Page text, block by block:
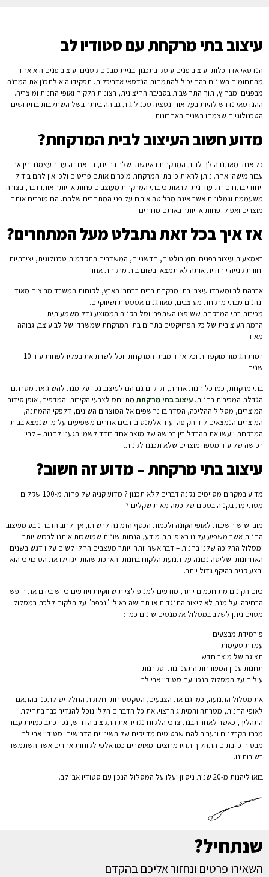
עיצוב בתי מרקחת עם סטודיו לב
הנדסאי אדריכלות ועיצוב פנים עוסק בתכנון ובניית מבנים קטנים. עיצוב פנים הוא אחד
מהתחומים השונים בהם יכול להתמחות הנדסאי אדריכלות. תפקידו הוא לתכנן את המבנה
מבפנים ומבחוץ, תוך התחשבות בסביבה החיצונית, רצונות הלקוח ואופי החנות ומוצריה.
ההנדסאי נדרש להיות בעל אוריינטציה טכנולוגית גבוהה ביותר בשל השתלבות בחידושים
הטכנולוגיים שצמחו בשנים האחרונות.
מדוע חשוב העיצוב לבית המרקחת?
כל אחד מאתנו הולך לבית המרקחת באיזשהו שלב בחיים, בין אם זה עבור עצמנו ובין אם
עבור מישהו אחר. ניתן לראות כי בתי המרקחת מוכרים אותם פריטים ולכן אין להם בידול
ייחודי בתחום זה. עוד ניתן לראות כי בתי המרקחת מעוצבים פחות או יותר אותו דבר, בצורה
משעממת וגמלונית אשר אינה מבליטה אותם על פני המתחרים שלהם. הם מוכרים אותם
מוצרים ואפילו פחות או יותר באותם מחירים.
אז איך בכל זאת נתבלט מעל המתחרים?
באמצעות עיצוב בפנים וחוץ בולטים, חדשניים, המשדרים התקדמות טכנולוגית, יצירתיות
וחווית קנייה ייחודית אותה לא תמצאו בשום בית מרקחת אחר.
אברהם לב ומשרדו עיצבו בתי מרקחת רבים ברחבי הארץ, לקוחות המשרד מרוצים מאוד
ונהנים מבתי מרקחת מעוצבים, מאורגנים אסטטית ושיווקיים.
מכירות בתי המרקחת ששופצו השתפרו וסל הקניה הממוצע גדל משמעותית.
הרמה העיצובית של כל הפרויקטים בתחום בתי המרקחת שמשרדו של לב עיצב, גבוהה
מאוד.
רמות הגימור מוקפדות וכל אחד מבתי המרקחת יוכל לשרת את בעליו לפחות עוד 10
שנים.
בתי מרקחת, כמו כל חנות אחרת, זקוקים גם הם לעיצוב נכון על מנת להשיג את מטרתם :
הגדלת המכירות בחנות. עיצוב בתי מרקחתמתייחס לצבעי הקירות והמדפים, אופן סידור
המוצרים, מסלול ההליכה, הסדר בו נחשפים אל המוצרים השונים, דלפקי ההמתנה,
המוצרים הנמצאים ליד הקופה ועוד אלמנטים רבים אחרים משפיעים על מי שנמצא בבית
המרקחת ויעשו את ההבדל בין רכישה של מוצר אחד בודד לשמו הגענו לחנות – לבין
רכישה של עוד מספר מוצרים שלא תכננו לקנות.
עיצוב בתי מרקחת – מדוע זה חשוב?
מדוע במקרים מסוימים נקנה דברים ללא תכנון ? מדוע קניה של פחות מ-100 שקלים
מסתיימת בקניה בסכום של כמה מאות שקלים ?
מובן שיש חשיבות לאופי הקונה ולכמות הכסף הזמינה לרשותו, אך לרוב הדבר נובע מעיצוב
החנות אשר משפיע עלינו באופן תת מודע, הנחות שונות שמושכות אותנו לרכוש יותר
ומסלול ההליכה שלנו בחנות – דבר אשר יותר ויותר מעצבים החלו לשים עליו דגש בשנים
האחרונות. שליטה נכונה על תנועת הלקוח בחנות והארכת שהותו יגדילו את הסיכוי כי הוא
יבצע קניה בהיקף גדול יותר.
כיום הקונים מתוחכמים יותר, מודעים למניפולציות שיווקיות ויודעים כי יש בידם את חופש
הבחירה. על מנת לא ליצור התנגדות או תחושה כאילו "נכפה" על הלקוח ללכת במסלול
מסוים ניתן לשלב במסלול אלמנטים שונים כמו :
פירמידת מבצעים
עמדת טעימות
תצוגה של מוצר חדש
תחנות עניין המעוררות התעניינות וסקרנות
עולים על המסלול הנכון עם סטודיו אבי לב
את מסלול התנועה, כמו גם את הצבעים, הטקסטורות וחלוקת החלל יש לתכנן בהתאם
לאופי החנות, מטרתה והמיתוג הרצוי. את כל הדברים הללו נוכל להגדיר כבר בתחילת
התהליך, כאשר לאחר הבנת צרכי הלקוח נגדיר את התקציב הדרוש, נכין כתב כמויות עבור
מכרז הקבלנים ונעביר להם שרטוטים מדויקים של השינויים הדרושים. סטודיו אבי לב
מבטיח כי בתום התהליך תהיו מרוצים ומאושרים כמו אלפי לקוחות אחרים אשר השתמשו
בשירותינו.
בואו ליהנות מ-20 שנות ניסיון ועלו על המסלול הנכון עם סטודיו אבי לב.
שנתחיל?
השאירו פרטים ונחזור אליכם בהקדם